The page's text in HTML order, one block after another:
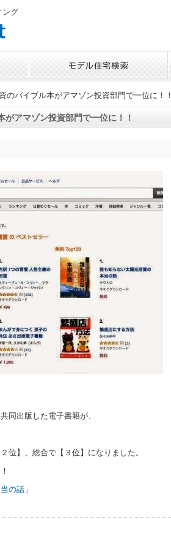
ング
のバイブル本がアマゾン投資部門で一位に！！
がアマゾン投資部門で一位に！！
同出版した電子書籍が、
位】、総合で【３位】になりました。
の話」